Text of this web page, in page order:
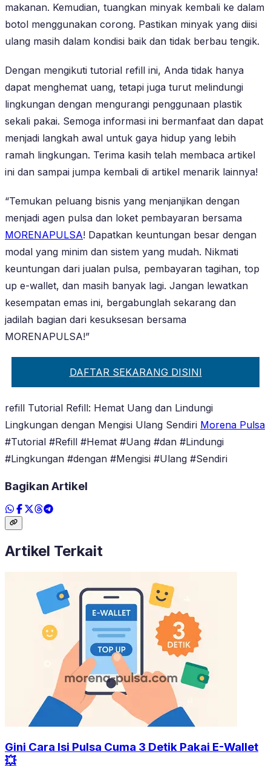
makanan. Kemudian, tuangkan minyak kembali ke dalam
botol menggunakan corong. Pastikan minyak yang diisi
ulang masih dalam kondisi baik dan tidak berbau tengik.
Dengan mengikuti tutorial refill ini, Anda tidak hanya
dapat menghemat uang, tetapi juga turut melindungi
lingkungan dengan mengurangi penggunaan plastik
sekali pakai. Semoga informasi ini bermanfaat dan dapat
menjadi langkah awal untuk gaya hidup yang lebih
ramah lingkungan. Terima kasih telah membaca artikel
ini dan sampai jumpa kembali di artikel menarik lainnya!
“Temukan peluang bisnis yang menjanjikan dengan
menjadi agen pulsa dan loket pembayaran bersama
MORENAPULSA! Dapatkan keuntungan besar dengan
modal yang minim dan sistem yang mudah. Nikmati
keuntungan dari jualan pulsa, pembayaran tagihan, top
up e-wallet, dan masih banyak lagi. Jangan lewatkan
kesempatan emas ini, bergabunglah sekarang dan
jadilah bagian dari kesuksesan bersama
MORENAPULSA!”
DAFTAR SEKARANG DISINI
refill Tutorial Refill: Hemat Uang dan Lindungi
Lingkungan dengan Mengisi Ulang Sendiri Morena Pulsa
#Tutorial #Refill #Hemat #Uang #dan #Lindungi
#Lingkungan #dengan #Mengisi #Ulang #Sendiri
Bagikan Artikel
Artikel Terkait
Gini Cara Isi Pulsa Cuma 3 Detik Pakai E-Wallet
💥